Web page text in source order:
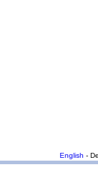
English -